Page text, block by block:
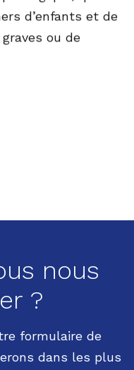
d’enfants et de
ou de
nous
?
formulaire de
dans les plus